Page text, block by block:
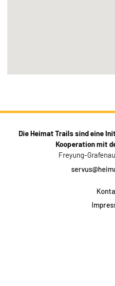
Die Heimat Trails sind eine
Kooperation mit
Freyung-